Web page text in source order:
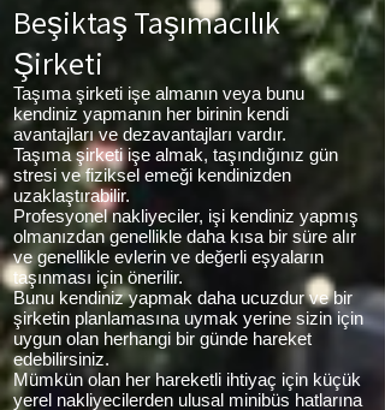
Beşiktaş Taşımacılık
Şirketi
Taşıma şirketi işe almanın veya bunu
kendiniz yapmanın her birinin kendi
avantajları ve dezavantajları vardır.
Taşıma şirketi işe almak, taşındığınız gün
stresi ve fiziksel emeği kendinizden
uzaklaştırabilir.
Profesyonel nakliyeciler, işi kendiniz yapmış
olmanızdan genellikle daha kısa bir süre alır
ve genellikle evlerin ve değerli eşyaların
taşınması için önerilir.
Bunu kendiniz yapmak daha ucuzdur ve bir
şirketin planlamasına uymak yerine sizin için
uygun olan herhangi bir günde hareket
edebilirsiniz.
Mümkün olan her hareketli ihtiyaç için küçük
yerel nakliyecilerden ulusal minibüs hatlarına